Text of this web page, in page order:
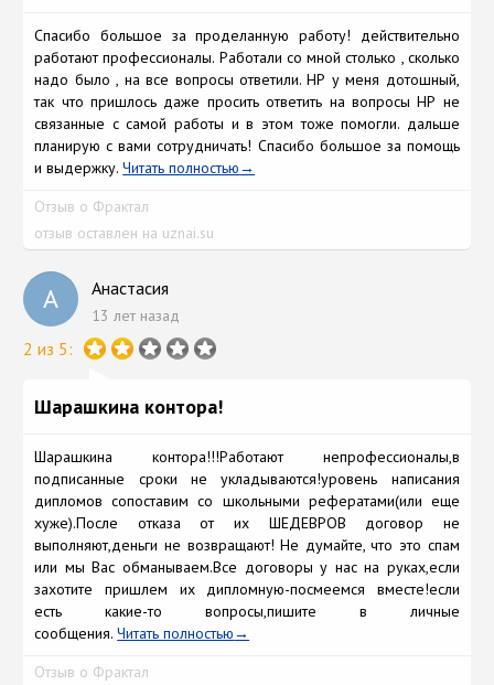
Спасибо большое за проделанную работу! действительно
работают профессионалы. Работали со мной столько , сколько
надо было , на все вопросы ответили. НР у меня дотошный,
так что пришлось даже просить ответить на вопросы НР не
связанные с самой работы и в этом тоже помогли. дальше
планирую с вами сотрудничать! Спасибо большое за помощь
и выдержку.Читать полностью
Отзыв о Фрактал
отзыв оставлен на uznai.su
А Анастасия
13 лет назад
2 из 5:
Шарашкина контора!
Шарашкина контора!!!Работают непрофессионалы,в
подписанные сроки не укладываются!уровень написания
дипломов сопоставим со школьными рефератами(или еще
хуже).После отказа от их ШЕДЕВРОВ договор не
выполняют,деньги не возвращают! Не думайте, что это спам
или мы Вас обманываем.Все договоры у нас на руках,если
захотите пришлем их дипломную-посмеемся вместе!если
есть какие-то вопросы,пишите в личные
сообщения.Читать полностью
Отзыв о Фрактал